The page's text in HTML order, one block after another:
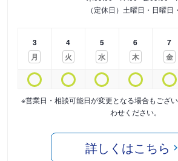
（定休日）土曜日・日曜日
3
月
4
火
5
水
6
木
7
金
※営業日・相談可能日が変更となる場合もござ
わせください。
詳しくはこちら